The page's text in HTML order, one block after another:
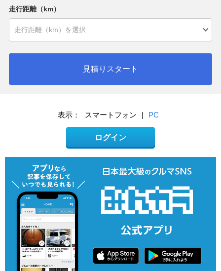
走行距離（km）
見積りスタート
表示： スマートフォン | PC
ログイン